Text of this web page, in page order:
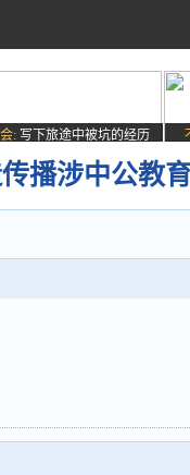
: 写下旅途中被坑的经历
播涉中公教